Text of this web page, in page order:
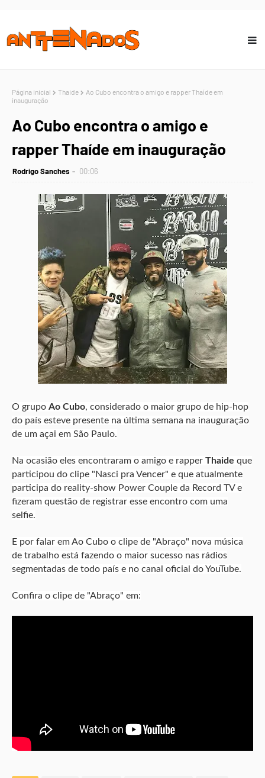
Página inicial Thaide
Ao Cubo encontra o amigo e rapper Thaíde em
inauguração
Ao Cubo encontra o amigo e
rapper Thaíde em inauguração
Rodrigo Sanches 00:06
O grupo Ao Cubo, considerado o maior grupo de hip-hop
do país esteve presente na última semana na inauguração
de um açai em São Paulo.
Na ocasião eles encontraram o amigo e rapper Thaide que
participou do clipe "Nasci pra Vencer" e que atualmente
participa do reality-show Power Couple da Record TV e
fizeram questão de registrar esse encontro com uma
selfie.
E por falar em Ao Cubo o clipe de "Abraço" nova música
de trabalho está fazendo o maior sucesso nas rádios
segmentadas de todo país e no canal oficial do YouTube.
Confira o clipe de "Abraço" em: